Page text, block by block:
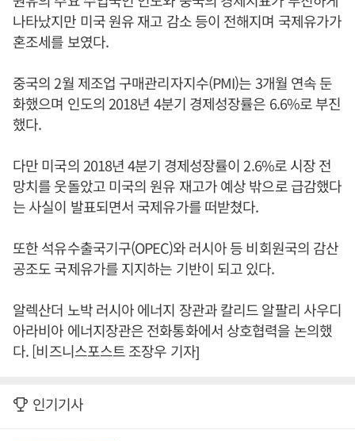
나타났지만 미국 원유 재고 감소 등이 전해지며 국제유가가
혼조세를 보였다.
중국의 2월 제조업 구매관리자지수(PMI)는 3개월 연속 둔
화했으며 인도의 2018년 4분기 경제성장률은 6.6%로 부진
했다.
다만 미국의 2018년 4분기 경제성장률이 2.6%로 시장 전
망치를 웃돌았고 미국의 원유 재고가 예상 밖으로 급감했다
는 사실이 발표되면서 국제유가를 떠받쳤다.
또한 석유수출국기구(OPEC)와 러시아 등 비회원국의 감산
공조도 국제유가를 지지하는 기반이 되고 있다.
알렉산더 노박 러시아 에너지 장관과 칼리드 알팔리 사우디
아라비아 에너지장관은 전화통화에서 상호협력을 논의했
다. [비즈니스포스트 조장우 기자]
인기기사